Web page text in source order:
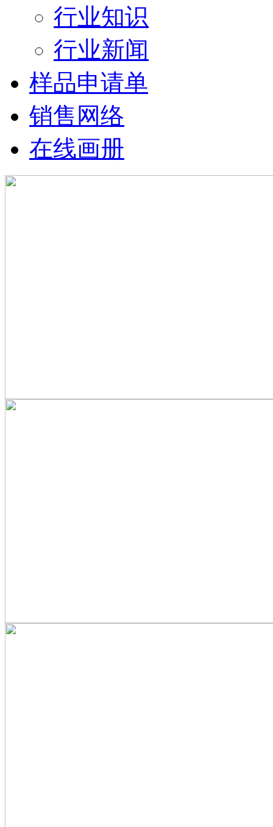
行业知识
行业新闻
样品申请单
销售网络
在线画册